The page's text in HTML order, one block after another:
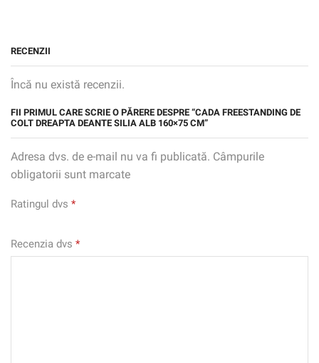
RECENZII
Încă nu există recenzii.
FII PRIMUL CARE SCRIE O PĂRERE DESPRE “CADA FREESTANDING DE
COLT DREAPTA DEANTE SILIA ALB 160×75 CM”
Adresa dvs. de e-mail nu va fi publicată. Câmpurile
obligatorii sunt marcate
Ratingul dvs *
Recenzia dvs *